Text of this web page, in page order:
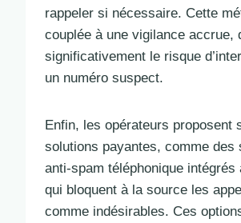
rappeler si nécessaire. Cette
couplée à une vigilance accrue,
significativement le risque
un numéro suspect.
Enfin, les opérateurs proposent
solutions payantes, comme des
anti-spam téléphonique intégrés
qui bloquent à la source les
comme indésirables. Ces